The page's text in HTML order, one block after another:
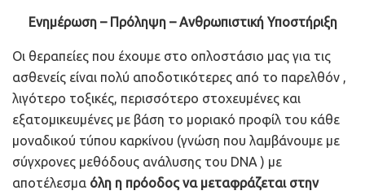
Ενημέρωση – Πρόληψη – Ανθρωπιστική Υποστήριξη
Οι θεραπείες που έχουμε στο οπλοστάσιο μας για τις
ασθενείς είναι πολύ αποδοτικότερες από το παρελθόν ,
λιγότερο τοξικές, περισσότερο στοχευμένες και
εξατομικευμένες με βάση το μοριακό προφίλ του κάθε
μοναδικού τύπου καρκίνου (γνώση που λαμβάνουμε με
σύγχρονες μεθόδους ανάλυσης του DNA ) με
αποτέλεσμα όλη η πρόοδος να μεταφράζεται στην